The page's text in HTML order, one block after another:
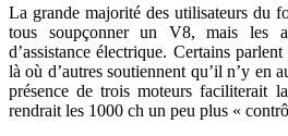
La grande majorité des utilisateurs du
tous soupçonner un V8, mais les
d’assistance électrique. Certains
là où d’autres soutiennent qu’il n’y en
présence de trois moteurs faciliterait
rendrait les 1000 ch un peu plus «